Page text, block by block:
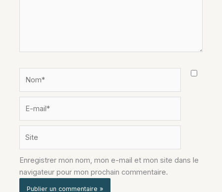
mail*
Enregistrer mon nom, mon e-mail et mon site dans le
navigateur pour mon prochain commentaire.